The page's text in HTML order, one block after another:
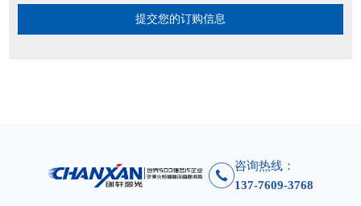
咨询热线：
137-7609-3768